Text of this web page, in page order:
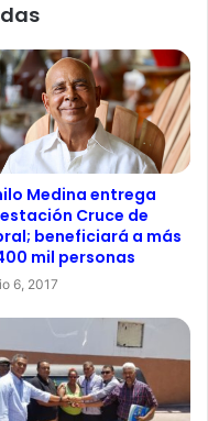
Medina entrega
Cruce de
beneficiará a más
mil personas
6, 2017